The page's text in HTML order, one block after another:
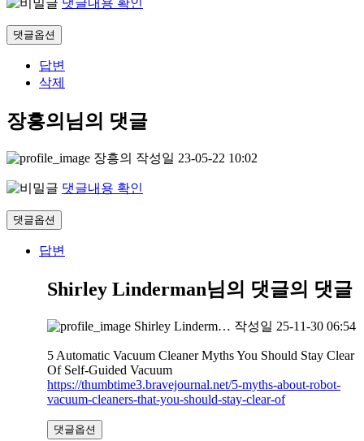
댓글내용 확인
댓글옵션
답변
삭제
장흥의님의 댓글
장흥의 작성일 23-05-22 10:02
댓글내용 확인
댓글옵션
답변
Shirley Linderman님의 댓글의 댓글
Shirley Linderm… 작성일 25-11-30 06:54
5 Automatic Vacuum Cleaner Myths You Should Stay Clear
Of Self-Guided Vacuum
https://thumbtime3.bravejournal.net/5-myths-about-robot-
vacuum-cleaners-that-you-should-stay-clear-of
댓글옵션